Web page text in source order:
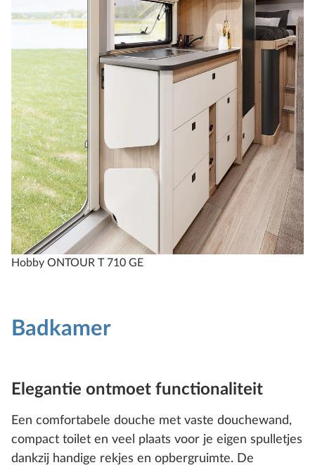
Hobby ONTOUR T 710 GE
Badkamer
Elegantie ontmoet functionaliteit
Een comfortabele douche met vaste douchewand,
compact toilet en veel plaats voor je eigen spulletjes
dankzij handige rekjes en opbergruimte. De